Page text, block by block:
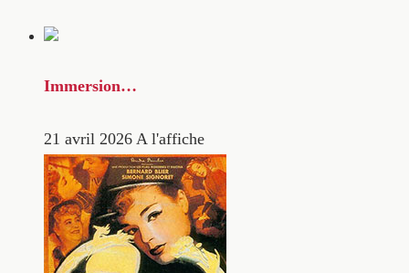
Immersion…
21 avril 2026 A l'affiche